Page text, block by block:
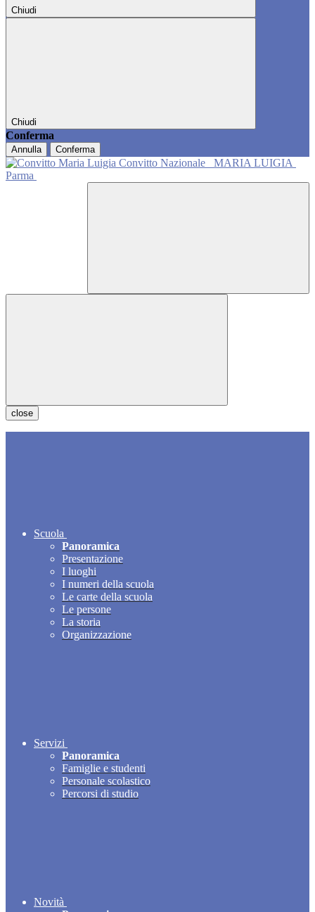
Chiudi
Chiudi
Conferma
Annulla Conferma
Convitto Nazionale
MARIA LUIGIA
Parma
close
Scuola
Panoramica
Presentazione
I luoghi
I numeri della scuola
Le carte della scuola
Le persone
La storia
Organizzazione
Servizi
Panoramica
Famiglie e studenti
Personale scolastico
Percorsi di studio
Novità